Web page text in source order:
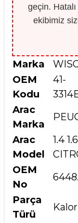
geçin. Hatalı
ekibimiz
Marka
OEM
Kodu
41-
Arac
Marka
Arac
Model
1.4
OEM
No
Parça
Türü